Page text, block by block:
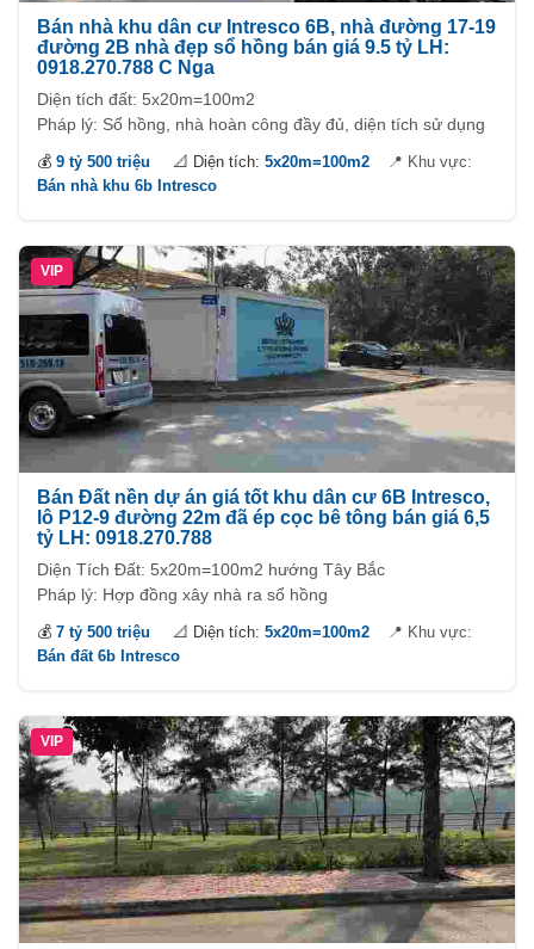
Bán nhà khu dân cư Intresco 6B, nhà đường 17-19
đường 2B nhà đẹp sổ hồng bán giá 9.5 tỷ LH:
0918.270.788 C Nga
Diện tích đất: 5x20m=100m2
Pháp lý: Sổ hồng, nhà hoàn công đầy đủ, diện tích sử dụng
262m2
Khu dân cư đông đúc với tỷ lệ xây nhà trên 80%, nhà gần
Hưng 1,5km, gần trung tâm thương mại lớn như Lotte mart,
Vivo city, AEON...
💰 9 tỷ 500 triệu 📐 Diện tích: 5x20m=100m2
📍 Khu vực:
Bán nhà khu 6b Intresco
VIP
Bán Đất nền dự án giá tốt khu dân cư 6B Intresco,
lô P12-9 đường 22m đã ép cọc bê tông bán giá 6,5
tỷ LH: 0918.270.788
Diện Tích Đất: 5x20m=100m2 hướng Tây Bắc
Pháp lý: Hợp đồng xây nhà ra sổ hồng
Khu dân cư đông đúc mật độ xây dựng cao, đã phủ kín trên
90%. Khu dân cư Intresco có trường học chuẩn quốc tế liên
💰 7 tỷ 500 triệu 📐 Diện tích: 5x20m=100m2
📍 Khu vực:
Bán đất 6b Intresco
VIP